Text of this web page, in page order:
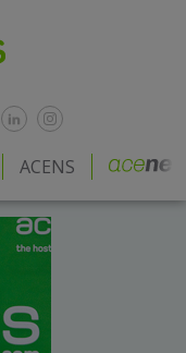
ACENS